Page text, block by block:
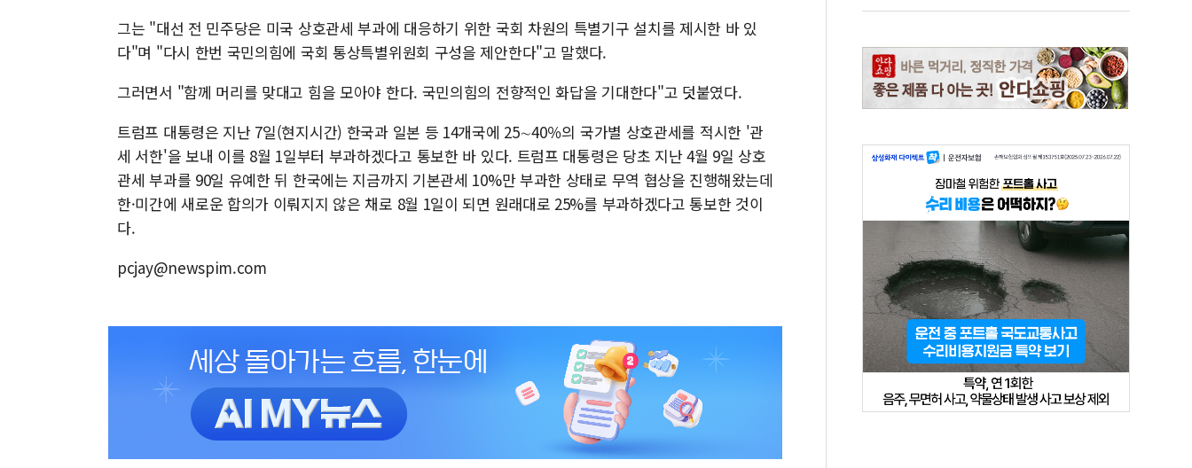
그는 "대선 전 민주당은 미국 상호관세 부과에 대응하기 위한 국회 차원의 특별기구 설치를 제시한 바 있
다"며 "다시 한번 국민의힘에 국회 통상특별위원회 구성을 제안한다"고 말했다.
그러면서 "함께 머리를 맞대고 힘을 모아야 한다. 국민의힘의 전향적인 화답을 기대한다"고 덧붙였다.
트럼프 대통령은 지난 7일(현지시간) 한국과 일본 등 14개국에 25∼40％의 국가별 상호관세를 적시한 '관
세 서한'을 보내 이를 8월 1일부터 부과하겠다고 통보한 바 있다. 트럼프 대통령은 당초 지난 4월 9일 상호
관세 부과를 90일 유예한 뒤 한국에는 지금까지 기본관세 10%만 부과한 상태로 무역 협상을 진행해왔는데
한·미간에 새로운 합의가 이뤄지지 않은 채로 8월 1일이 되면 원래대로 25%를 부과하겠다고 통보한 것이
다.
pcjay@newspim.com